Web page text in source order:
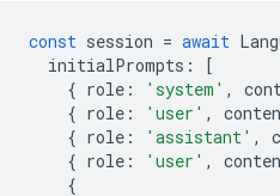
const session = await
initialPrompts
{ role : 'system',
{ role : 'user',
{ role : 'assistant'
{ role : 'user',